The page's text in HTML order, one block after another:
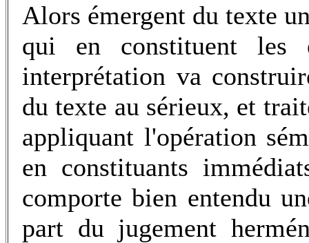
Alors émergent du texte
qui en constituent les
interprétation va
du texte au sérieux, et
appliquant l'opération
en constituants
comporte bien entendu
part du jugement